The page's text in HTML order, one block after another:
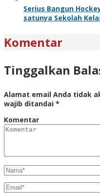
Serius Bangun
satunya Sekolah
Komentar
Tinggalkan
Alamat email Anda tidak
wajib ditandai *
Komentar